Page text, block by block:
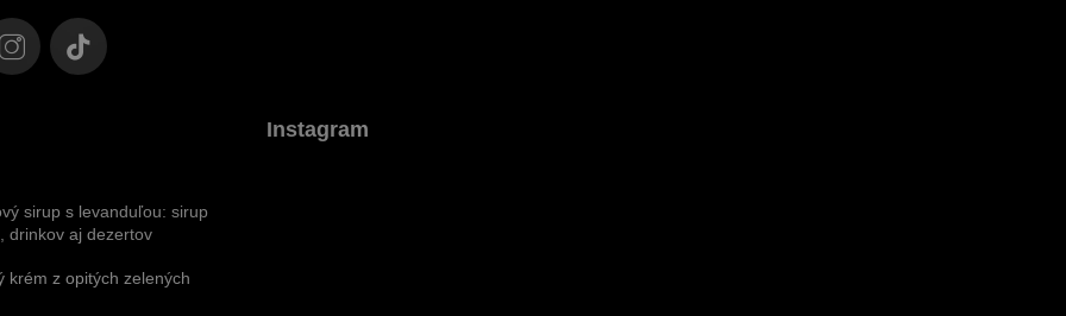
sirup s levanduľou: sirup
drinkov aj dezertov
krém z opitých zelených
Instagram